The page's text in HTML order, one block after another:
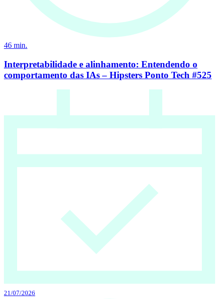
46 min.
Interpretabilidade e alinhamento: Entendendo o
comportamento das IAs – Hipsters Ponto Tech #525
21/07/2026